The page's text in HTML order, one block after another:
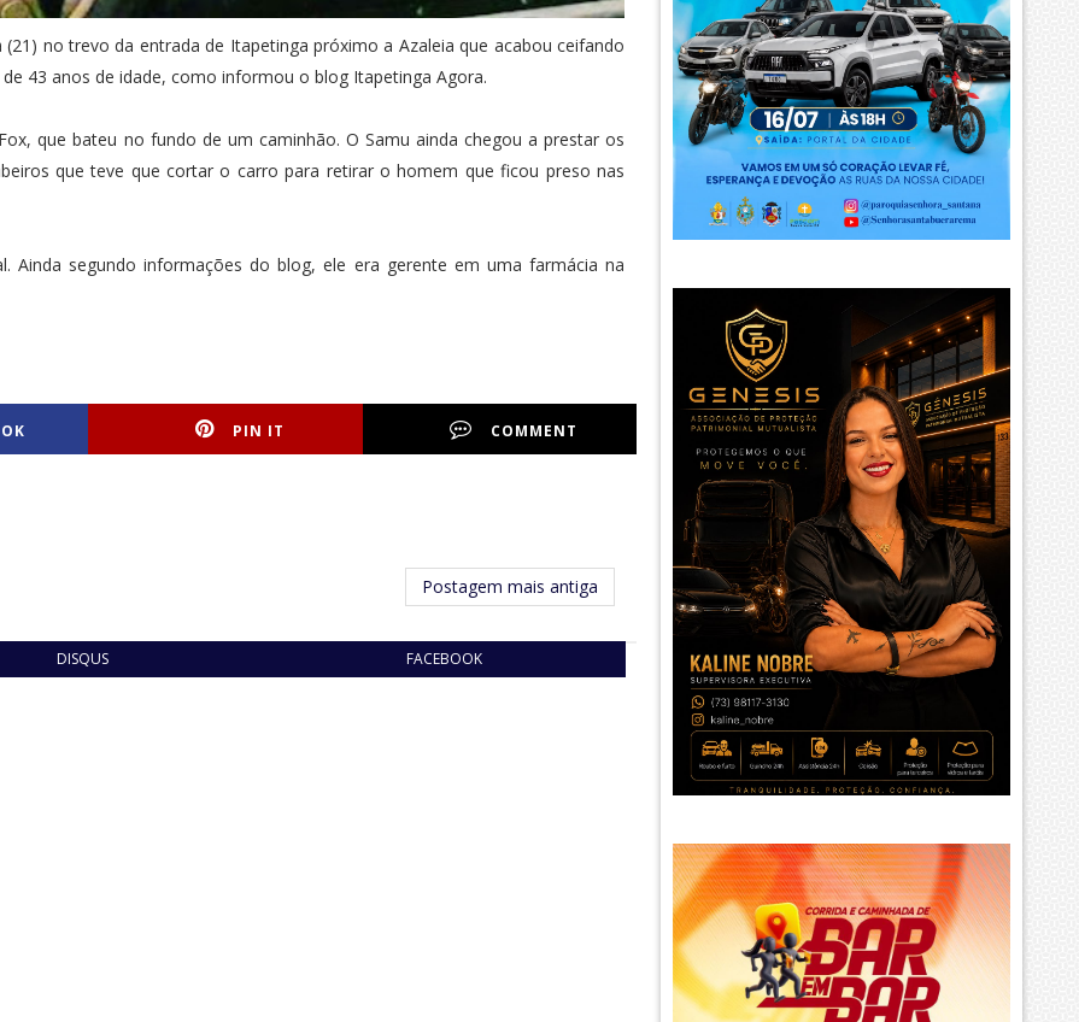
no trevo da entrada de Itapetinga próximo a Azaleia que acabou ceifando
43 anos de idade, como informou o blog Itapetinga Agora.
que bateu no fundo de um caminhão. O Samu ainda chegou a prestar os
que teve que cortar o carro para retirar o homem que ficou preso nas
Ainda segundo informações do blog, ele era gerente em uma farmácia na
PIN IT COMMENT
Postagem mais antiga
DISQUS FACEBOOK